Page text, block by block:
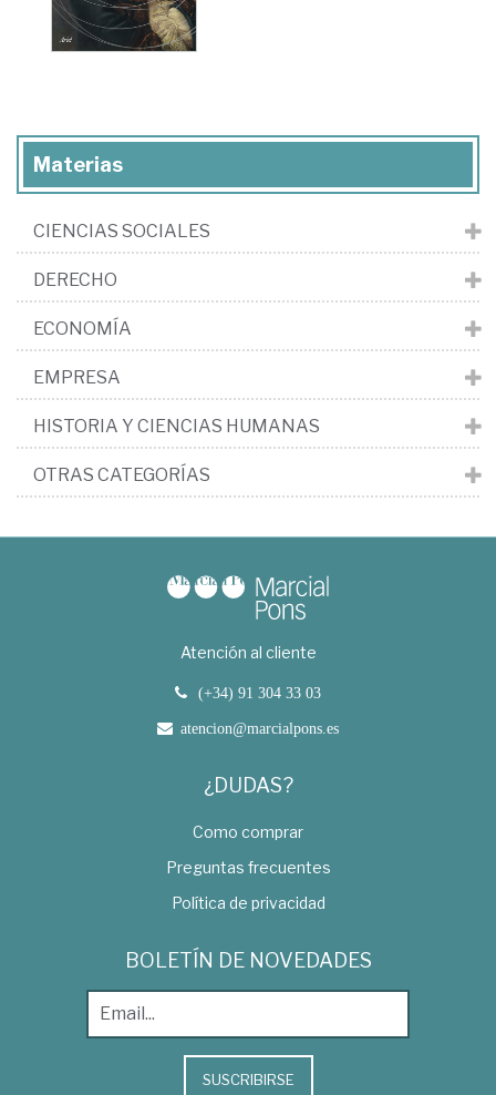
Materias
CIENCIAS SOCIALES
DERECHO
ECONOMÍA
EMPRESA
HISTORIA Y CIENCIAS HUMANAS
OTRAS CATEGORÍAS
Atención al cliente
(+34) 91 304 33 03
atencion@marcialpons.es
¿DUDAS?
Como comprar
Preguntas frecuentes
Política de privacidad
BOLETÍN DE NOVEDADES
SUSCRIBIRSE